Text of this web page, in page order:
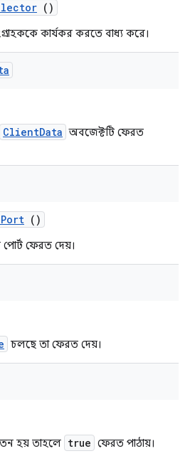
()
কার্যকর করতে বাধ্য করে।
ClientData অবজেক্টটি ফেরত
Port ()
পোর্ট ফেরত দেয়।
চলছে তা ফেরত দেয়।
হয় তাহলে true ফেরত পাঠায়।